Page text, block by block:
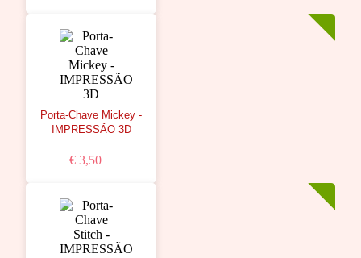
Porta-Chave Mickey -
IMPRESSÃO 3D
€ 3,50